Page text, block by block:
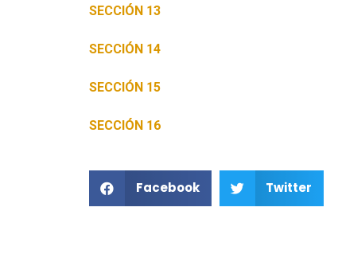
SECCIÓN 13
SECCIÓN 14
SECCIÓN 15
SECCIÓN 16
Facebook Twitter